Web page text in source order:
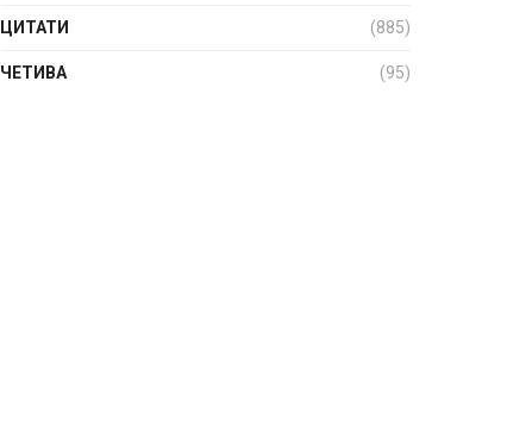
ЦИТАТИ (885)
ЧЕТИВА (95)